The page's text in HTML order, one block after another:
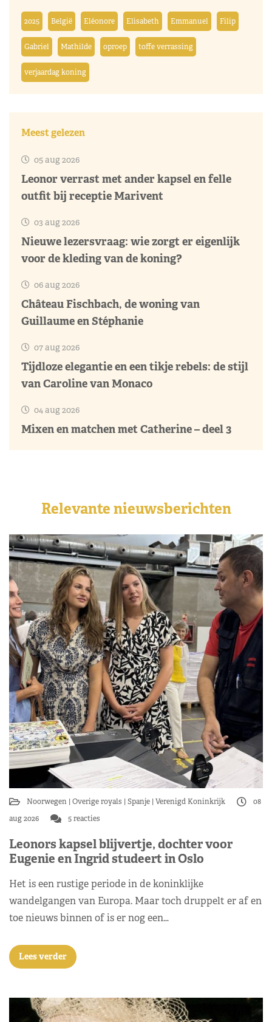
2025 België Eléonore Elisabeth Emmanuel Filip
Gabriel Mathilde oproep toffe verrassing
verjaardag koning
Meest gelezen
05 aug 2026
Leonor verrast met ander kapsel en felle
outfit bij receptie Marivent
03 aug 2026
Nieuwe lezersvraag: wie zorgt er eigenlijk
voor de kleding van de koning?
06 aug 2026
Château Fischbach, de woning van
Guillaume en Stéphanie
07 aug 2026
Tijdloze elegantie en een tikje rebels: de stijl
van Caroline van Monaco
04 aug 2026
Mixen en matchen met Catherine – deel 3
Relevante nieuwsberichten
Noorwegen Overige royals Spanje Verenigd Koninkrijk
08
aug 2026
5 reacties
Leonors kapsel blijvertje, dochter voor
Eugenie en Ingrid studeert in Oslo
Het is een rustige periode in de koninklijke
wandelgangen van Europa. Maar toch druppelt er af en
toe nieuws binnen of is er nog een…
Lees verder